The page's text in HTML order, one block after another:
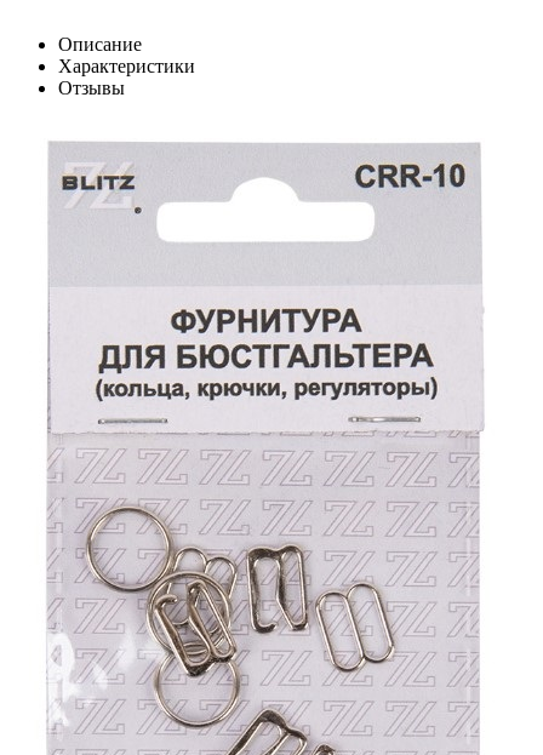
Описание
Характеристики
Отзывы